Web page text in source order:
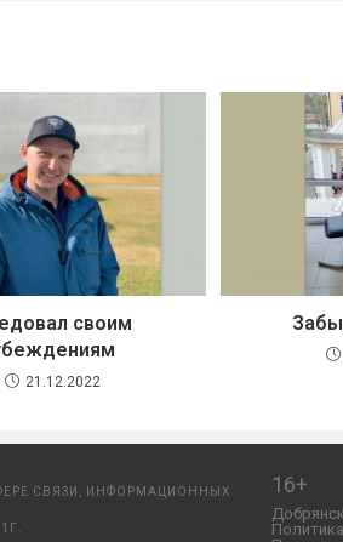
своим
21.12.2022
СВЯЗИ, ИНФОРМАЦИОННЫХ
16+